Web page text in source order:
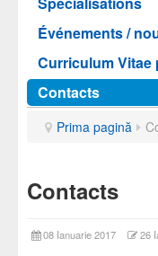
Événements /
Curriculum Vitae
Contacts
Prima pagină
Contacts
08 Ianuarie 2017 26